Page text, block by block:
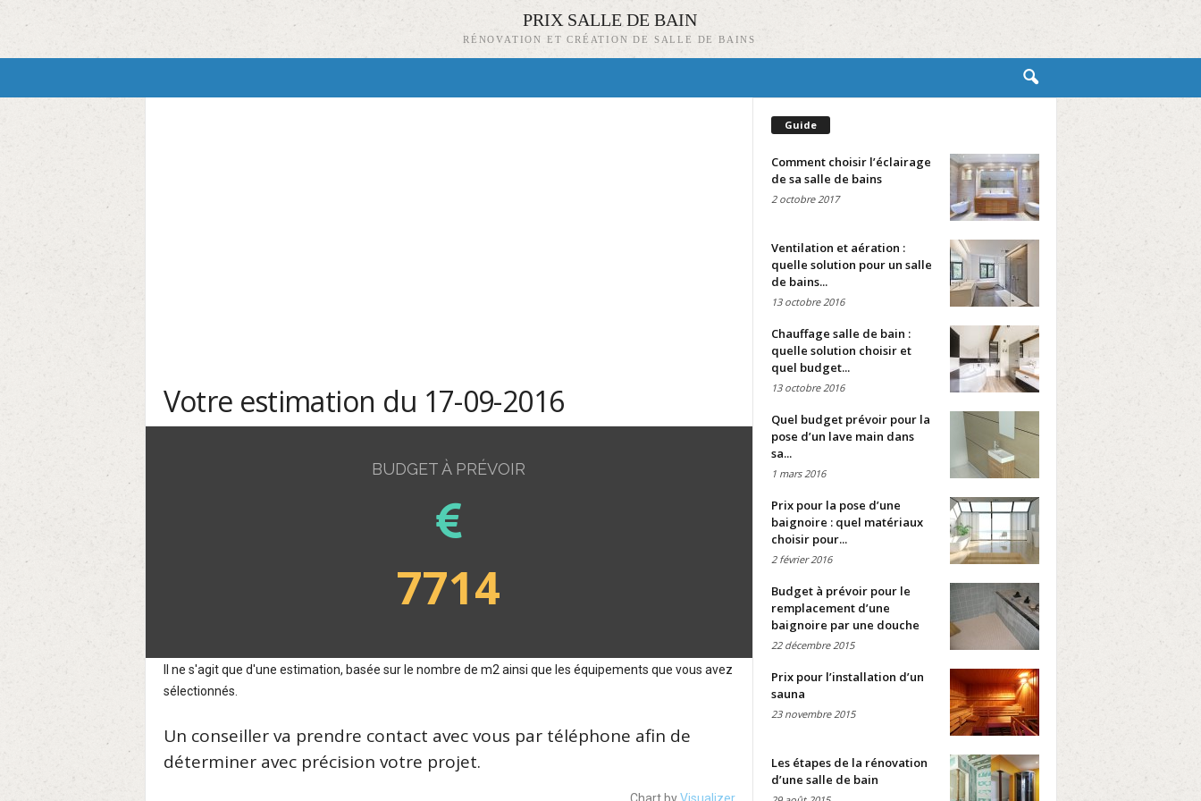
PRIX SALLE DE BAIN
RÉNOVATION ET CRÉATION DE SALLE DE BAINS
Votre estimation du 17-09-2016
BUDGET À PRÉVOIR
7714
Il ne s'agit que d'une estimation, basée sur le nombre de m2 ainsi que les équipements que vous avez
sélectionnés.
Un conseiller va prendre contact avec vous par téléphone afin de
déterminer avec précision votre projet.
Chart byVisualizer
Guide
Comment choisir l’éclairage
de sa salle de bains
2 octobre 2017
Ventilation et aération :
quelle solution pour un salle
de bains...
13 octobre 2016
Chauffage salle de bain :
quelle solution choisir et
quel budget...
13 octobre 2016
Quel budget prévoir pour la
pose d’un lave main dans
sa...
1 mars 2016
Prix pour la pose d’une
baignoire : quel matériaux
choisir pour...
2 février 2016
Budget à prévoir pour le
remplacement d’une
baignoire par une douche
22 décembre 2015
Prix pour l’installation d’un
sauna
23 novembre 2015
Les étapes de la rénovation
d’une salle de bain